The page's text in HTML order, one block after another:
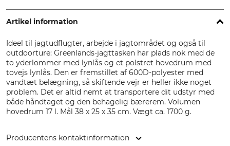
Artikel information
Ideel til jagtudflugter, arbejde i jagtområdet og også til
outdoorture: Greenlands-jagttasken har plads nok med de
to yderlommer med lynlås og et polstret hovedrum med
tovejs lynlås. Den er fremstillet af 600D-polyester med
vandtæt belægning, så skiftende vejr er heller ikke noget
problem. Det er altid nemt at transportere dit udstyr med
både håndtaget og den behagelig bærerem. Volumen
hovedrum 17 l. Mål 38 x 25 x 35 cm. Vægt ca. 1700 g.
Producentens kontaktinformation